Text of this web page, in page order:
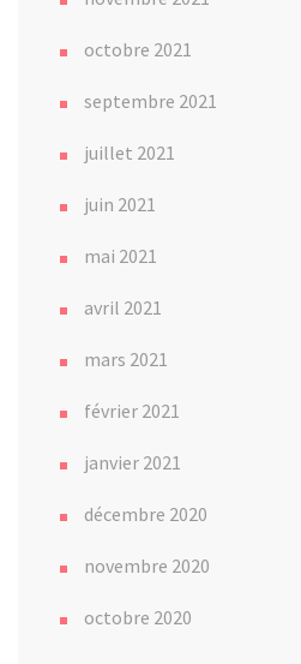
octobre 2021
septembre 2021
juillet 2021
juin 2021
mai 2021
avril 2021
mars 2021
février 2021
janvier 2021
décembre 2020
novembre 2020
octobre 2020